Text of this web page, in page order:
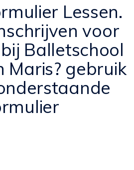
Lessen.
voor
Balletschool
Maris? gebruik